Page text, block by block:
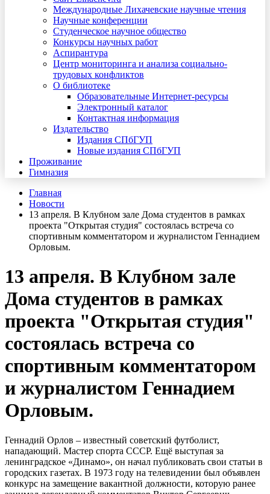
Международные Лихачевские научные чтения
Научные конференции
Студенческое научное общество
Конкурсы научных работ
Аспирантура
Центр мониторинга и анализа социально-
трудовых конфликтов
О библиотеке
Образовательные Интернет-ресурсы
Электронный каталог
Контактная информация
Издательство
Издания СПбГУП
Новые издания СПбГУП
Проживание
Гимназия
Главная
Новости
13 апреля. В Клубном зале Дома студентов в рамках
проекта "Открытая студия" состоялась встреча со
спортивным комментатором и журналистом Геннадием
Орловым.
13 апреля. В Клубном зале
Дома студентов в рамках
проекта "Открытая студия"
состоялась встреча со
спортивным комментатором
и журналистом Геннадием
Орловым.
Геннадий Орлов – известный советский футболист,
нападающий. Мастер спорта СССР. Ещё выступая за
ленинградское «Динамо», он начал публиковать свои статьи в
городских газетах. В 1973 году на телевидении был объявлен
конкурс на замещение вакантной должности, которую ранее